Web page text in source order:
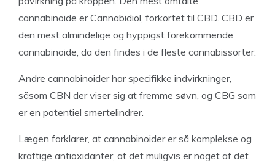
cannabinoide er Cannabidiol, forkortet til CBD. CBD er
den mest almindelige og hyppigst forekommende
cannabinoide, da den findes i de fleste cannabissorter.
Andre cannabinoider har specifikke indvirkninger,
såsom CBN der viser sig at fremme søvn, og CBG som
er en potentiel smertelindrer.
Lægen forklarer, at cannabinoider er så komplekse og
kraftige antioxidanter, at det muligvis er noget af det